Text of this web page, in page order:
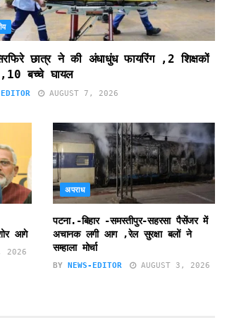
छात्र ने की अंधाधुंध फायरिंग ,2 शिक्षकों
बच्चे घायल
EDITOR AUGUST 7, 2026
आगे
2026
अपराध
पटना.-बिहार -समस्तीपुर-सहरसा पैसेंजर में
अचानक लगी आग ,रेल सुरक्षा बलों ने
सम्हाला मोर्चा
BY NEWS-EDITOR AUGUST 3, 2026